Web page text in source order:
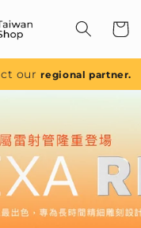
ourregional partner.